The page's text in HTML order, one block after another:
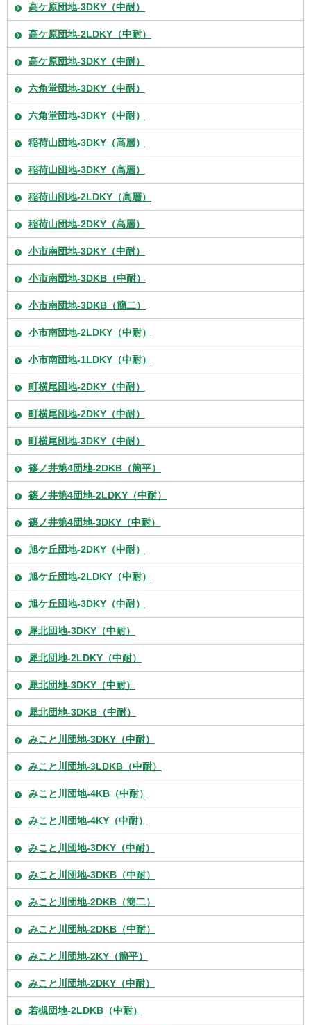
高ケ原団地-3DKY（中耐）
高ケ原団地-2LDKY（中耐）
高ケ原団地-3DKY（中耐）
六角堂団地-3DKY（中耐）
六角堂団地-3DKY（中耐）
稲荷山団地-3DKY（高層）
稲荷山団地-3DKY（高層）
稲荷山団地-2LDKY（高層）
稲荷山団地-2DKY（高層）
小市南団地-3DKY（中耐）
小市南団地-3DKB（中耐）
小市南団地-3DKB（簡二）
小市南団地-2LDKY（中耐）
小市南団地-1LDKY（中耐）
町横尾団地-2DKY（中耐）
町横尾団地-2DKY（中耐）
町横尾団地-3DKY（中耐）
篠ノ井第4団地-2DKB（簡平）
篠ノ井第4団地-2LDKY（中耐）
篠ノ井第4団地-3DKY（中耐）
旭ケ丘団地-2DKY（中耐）
旭ケ丘団地-2LDKY（中耐）
旭ケ丘団地-3DKY（中耐）
犀北団地-3DKY（中耐）
犀北団地-2LDKY（中耐）
犀北団地-3DKY（中耐）
犀北団地-3DKB（中耐）
みこと川団地-3DKY（中耐）
みこと川団地-3LDKB（中耐）
みこと川団地-4KB（中耐）
みこと川団地-4KY（中耐）
みこと川団地-3DKY（中耐）
みこと川団地-3DKB（中耐）
みこと川団地-2DKB（簡二）
みこと川団地-2DKB（中耐）
みこと川団地-2KY（簡平）
みこと川団地-2DKY（中耐）
若槻団地-2LDKB（中耐）